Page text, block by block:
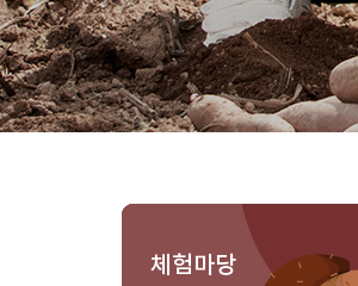
체험마당